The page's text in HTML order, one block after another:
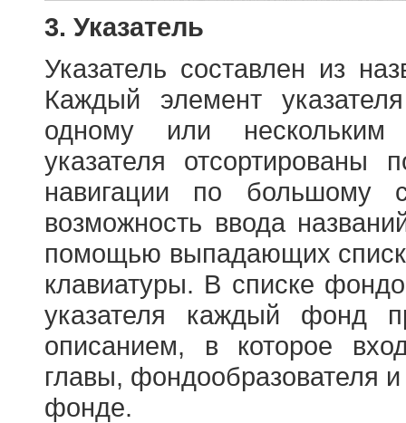
3. Указатель
Указатель составлен из
Каждый элемент
одному или
указателя отсортированы
навигации по большому
возможность ввода
помощью выпадающих
клавиатуры. В списке
указателя каждый фонд
описанием, в которое
главы, фондообразователя
фонде.